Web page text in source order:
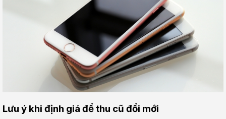
Lưu ý khi định giá để thu cũ đổi mới